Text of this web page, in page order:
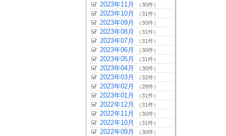
2023年11月 （30件）
2023年10月 （31件）
2023年09月 （30件）
2023年08月 （31件）
2023年07月 （31件）
2023年06月 （30件）
2023年05月 （31件）
2023年04月 （30件）
2023年03月 （32件）
2023年02月 （28件）
2023年01月 （31件）
2022年12月 （31件）
2022年11月 （30件）
2022年10月 （31件）
2022年09月 （30件）